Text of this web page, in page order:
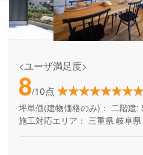
<ユーザ満足度>
8/10点
坪単価(建物価格のみ)： 二階建:
施工対応エリア： 三重県 岐阜県